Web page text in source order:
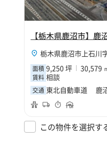
栃木県鹿沼市上石川
面積 9,250 坪 30,579
賃料 相談
交通 東北自動車道 鹿
この物件を選択す